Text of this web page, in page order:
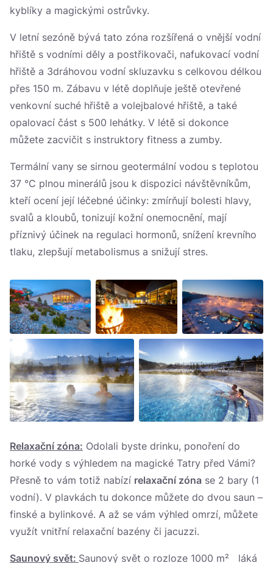
kyblíky a magickými ostrůvky.
V letní sezóně bývá tato zóna rozšířená o vnější vodní
hřiště s vodními děly a postřikovači, nafukovací vodní
hřiště a 3dráhovou vodní skluzavku s celkovou délkou
přes 150 m. Zábavu v létě doplňuje ještě otevřené
venkovní suché hřiště a volejbalové hřiště, a také
opalovací část s 500 lehátky. V létě si dokonce
můžete zacvičit s instruktory fitness a zumby.
Termální vany se sirnou geotermální vodou s teplotou
37 °C plnou minerálů jsou k dispozici návštěvníkům,
kteří ocení její léčebné účinky: zmírňují bolesti hlavy,
svalů a kloubů, tonizují kožní onemocnění, mají
příznivý účinek na regulaci hormonů, snížení krevního
tlaku, zlepšují metabolismus a snižují stres.
Relaxační zóna: Odolali byste drinku, ponoření do
horké vody s výhledem na magické Tatry před Vámi?
Přesně to vám totiž nabízí relaxační zóna se 2 bary (1
vodní). V plavkách tu dokonce můžete do dvou saun –
finské a bylinkové. A až se vám výhled omrzí, můžete
využít vnitřní relaxační bazény či jacuzzi.
Saunový svět: Saunový svět o rozloze 1000 m² láká